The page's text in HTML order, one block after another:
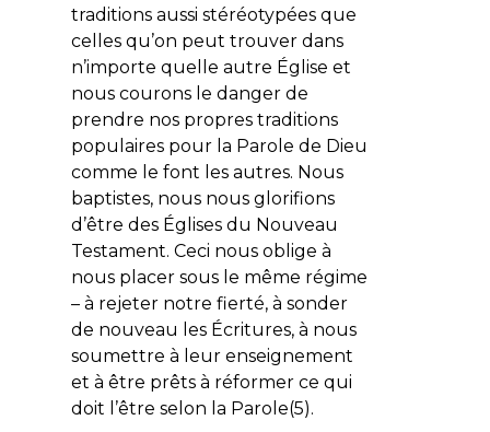
traditions aussi stéréotypées que
celles qu’on peut trouver dans
n’importe quelle autre Église et
nous courons le danger de
prendre nos propres traditions
populaires pour la Parole de Dieu
comme le font les autres. Nous
baptistes, nous nous glorifions
d’être des Églises du Nouveau
Testament. Ceci nous oblige à
nous placer sous le même régime
– à rejeter notre fierté, à sonder
de nouveau les Écritures, à nous
soumettre à leur enseignement
et à être prêts à réformer ce qui
doit l’être selon la Parole(5).